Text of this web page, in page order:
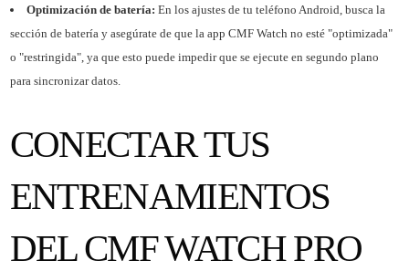
Optimización de batería: En los ajustes de tu teléfono Android, busca la
sección de batería y asegúrate de que la app CMF Watch no esté "optimizada"
o "restringida", ya que esto puede impedir que se ejecute en segundo plano
para sincronizar datos.
CONECTAR TUS
ENTRENAMIENTOS
DEL CMF WATCH PRO